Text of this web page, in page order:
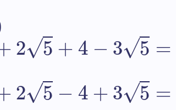
2 5
√ +4−3 5
√ =
2 5
√ − 4+3 5
√ =